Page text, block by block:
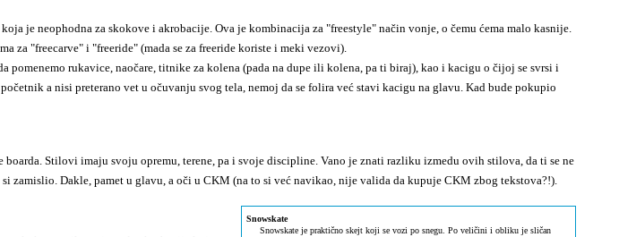
neophodna za skokove i akrobacije. Ova je kombinacija za "freestyle" način vonje, o čemu ćema malo kasnije.
"freecarve" i "freeride" (mada se za freeride koriste i meki vezovi).
rukavice, naočare, titnike za kolena (pada na dupe ili kolena, pa ti biraj), kao i kacigu o čijoj se svrsi i
a nisi preterano vet u očuvanju svog tela, nemoj da se folira već stavi kacigu na glavu. Kad bude pokupio
Stilovi imaju svoju opremu, terene, pa i svoje discipline. Vano je znati razliku izmedu ovih stilova, da ti se ne
si zamislio. Dakle, pamet u glavu, a oči u CKM (na to si već navikao, nije valida da kupuje CKM zbog tekstova?!).
Snowskate
Snowskate je praktično skejt koji se vozi po snegu. Po veličini i obliku je sličan